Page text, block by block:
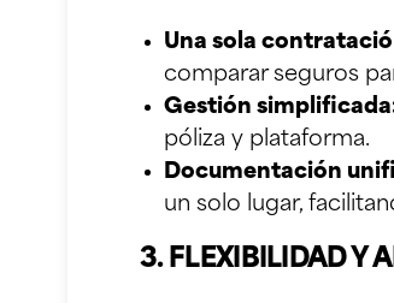
Una sola
comparar seguros
Gestión
póliza y plataforma.
Documentación
un solo lugar,
3. FLEXIBILIDAD Y